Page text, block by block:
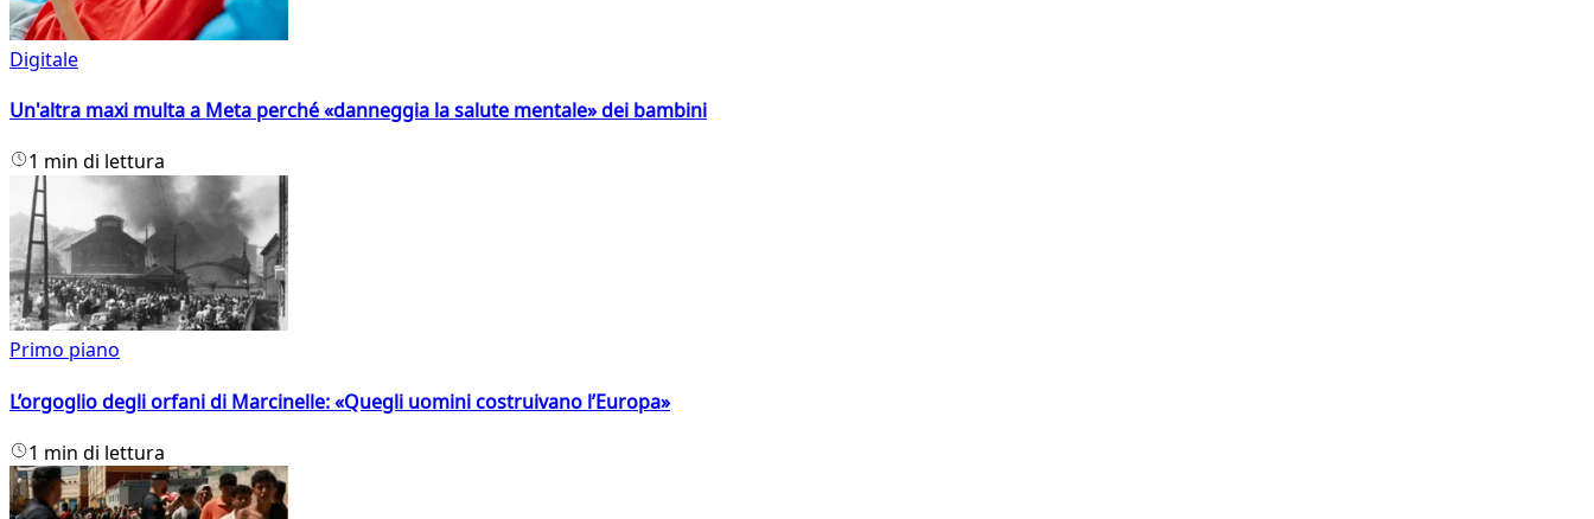
Digitale
Un'altra maxi multa a Meta perché «danneggia la salute mentale» dei bambini
1 min di lettura
Primo piano
L’orgoglio degli orfani di Marcinelle: «Quegli uomini costruivano l’Europa»
1 min di lettura